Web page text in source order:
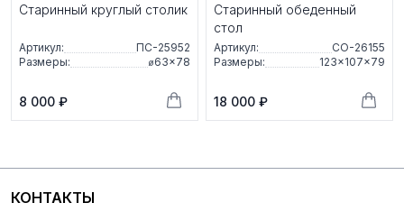
Старинный круглый столик
Артикул:
ПС-25952
Размеры:
⌀63×78
8 000 ₽
Старинный обеденный
стол
Артикул:
СО-26155
Размеры:
123×107×79
18 000 ₽
КОНТАКТЫ